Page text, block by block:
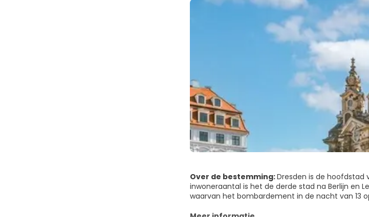
Over de bestemming:Dresden is de hoofdstad
inwoneraantal is het de derde stad na Berlijn en
waarvan het bombardement in de nacht van 13